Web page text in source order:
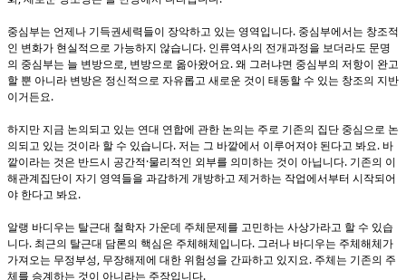
중심부는 언제나 기득권세력들이 장악하고 있는 영역입니다. 중심부에서는 창조적
인 변화가 현실적으로 가능하지 않습니다. 인류역사의 전개과정을 보더라도 문명
의 중심부는 늘 변방으로, 변방으로 옮아왔어요. 왜 그러냐면 중심부의 저항이 완고
할 뿐 아니라 변방은 정신적으로 자유롭고 새로운 것이 태동할 수 있는 창조의 지반
이거든요.
하지만 지금 논의되고 있는 연대 연합에 관한 논의는 주로 기존의 집단 중심으로 논
의되고 있는 것이라 할 수 있습니다. 저는 그 바깥에서 이루어져야 된다고 봐요. 바
깥이라는 것은 반드시 공간적 ·물리적인 외부를 의미하는 것이 아닙니다. 기존의 이
해관계집단이 자기 영역들을 과감하게 개방하고 제거하는 작업에서부터 시작되어
야 한다고 봐요.
알랭 바디우는 탈근대 철학자 가운데 주체문제를 고민하는 사상가라고 할 수 있습
니다. 최근의 탈근대 담론의 핵심은 주체해체입니다. 그러나 바디우는 주체해체가
가져오는 무정부성, 무장해제에 대한 위험성을 간파하고 있지요. 주체는 기존의 주
체를 승계하는 것이 아니라는 주장입니다.